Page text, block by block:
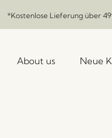
*Kostenlose Lieferung über
About us Neue